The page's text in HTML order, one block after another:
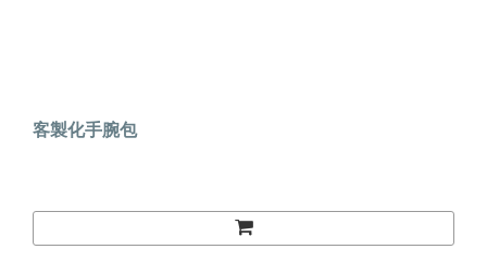
客製化手腕包